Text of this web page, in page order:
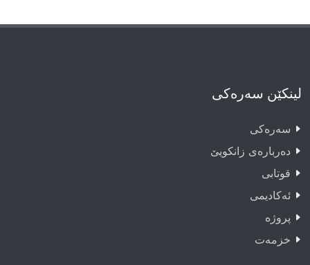
لینکێن سەرەکی
سەرەکى
دەربارەى زانکویێ
قوتابى
ئەکادیمى
پروژە
خزمەت